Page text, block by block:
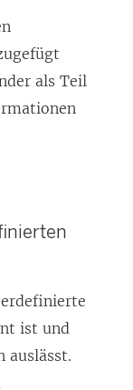
als Teil
ist und
auslässt.